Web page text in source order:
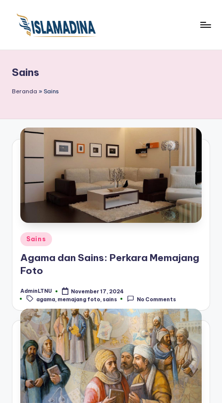
Sains
Beranda » Sains
Posted
in
Sains
Agama dan Sains: Perkara Memajang
Foto
Posted
by
AdminLTNU November 17, 2024
Tags:
agama memajang foto sains No Comments